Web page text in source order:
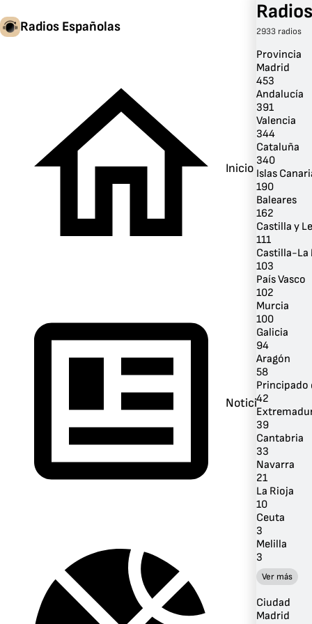
Radios Españolas
Inicio
Noticias
2933 radios
Provincia
Madrid
453
Andalucía
391
Valencia
344
Cataluña
340
Islas
190
Baleares
162
Castilla y
111
Castilla-La
103
País Vasco
102
Murcia
100
Galicia
94
Aragón
58
Principado
42
39
Cantabria
33
Navarra
21
La Rioja
10
Ceuta
3
Melilla
3
Ver más
Ciudad
Madrid